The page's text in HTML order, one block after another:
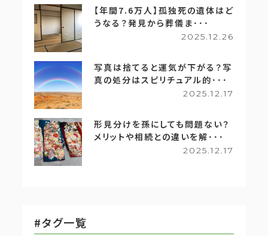
【年間7.6万人】孤独死の遺体はど
うなる？発見から葬儀ま･･･
2025.12.26
写真は捨てると運気が下がる？写
真の処分はスピリチュアル的･･･
2025.12.17
形見分けを孫にしても問題ない？
メリットや相続との違いを解･･･
2025.12.17
#タグ一覧